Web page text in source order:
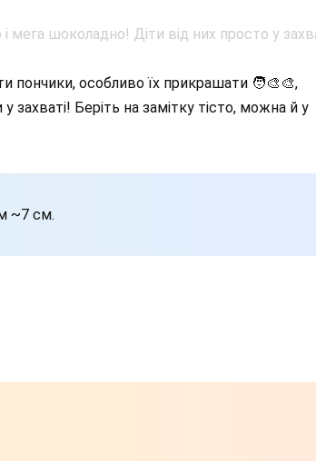
пончики, особливо їх прикрашати 🧑‍🎨🎨,
захваті! Беріть на замітку тісто, можна й у
~7 см.